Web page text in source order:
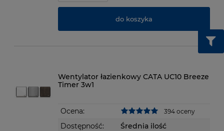
do koszyka
Wentylator łazienkowy CATA UC10 Breeze
Timer 3w1
Ocena: 394 oceny
Dostępność:
Średnia ilość